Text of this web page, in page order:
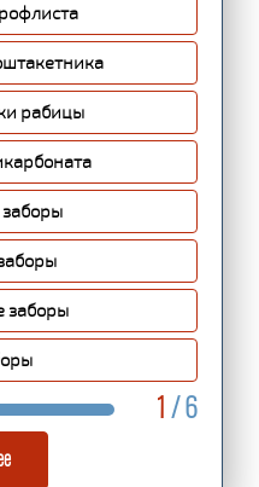
рабицы
заборы
1 / 6